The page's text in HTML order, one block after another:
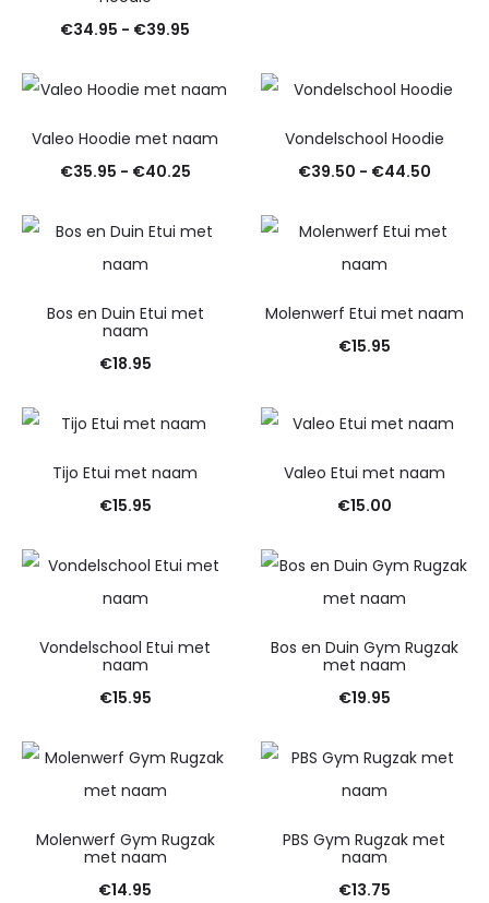
€34.95 - €39.95
tot
Valeo Hoodie met naam
€35.95 - €40.25Prijsklasse:
tot
Vondelschool Hoodie
€39.50 - €44.50
tot
Bos en Duin Etui met
naam
€18.95
Molenwerf Etui met naam
€15.95
Tijo Etui met naam
€15.95
Valeo Etui met naam
€15.00
Vondelschool Etui met
naam
€15.95
Bos en Duin Gym Rugzak
met naam
€19.95
Molenwerf Gym Rugzak
met naam
€14.95
PBS Gym Rugzak met
naam
€13.75